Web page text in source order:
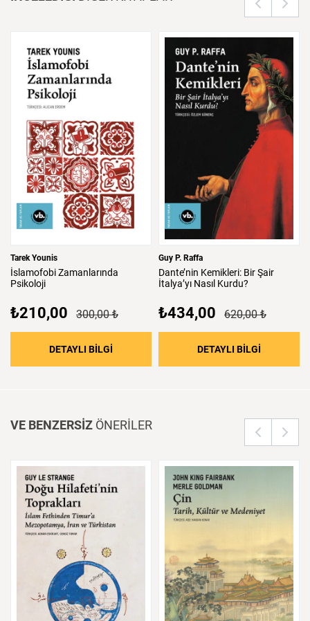
Tarek Younis
İslamofobiZamanlarında
Psikoloji
₺210,00 300,00 ₺
DETAYLI BİLGİ : İslamofobi Zamanlarında Psikoloji
Guy P. Raffa
Dante’nin Kemikleri: BirŞair
İtalya’yı Nasıl Kurdu?
₺434,00 620,00 ₺
DETAYLI BİLGİ
VE BENZERSİZ ÖNERİLER